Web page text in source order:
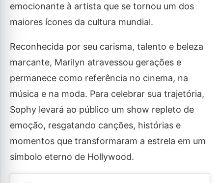
emocionante à artista que se tornou um dos
maiores ícones da cultura mundial.
Reconhecida por seu carisma, talento e beleza
marcante, Marilyn atravessou gerações e
permanece como referência no cinema, na
música e na moda. Para celebrar sua trajetória,
Sophy levará ao público um show repleto de
emoção, resgatando canções, histórias e
momentos que transformaram a estrela em um
símbolo eterno de Hollywood.